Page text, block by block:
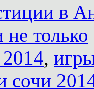
в
не только
,
сочи